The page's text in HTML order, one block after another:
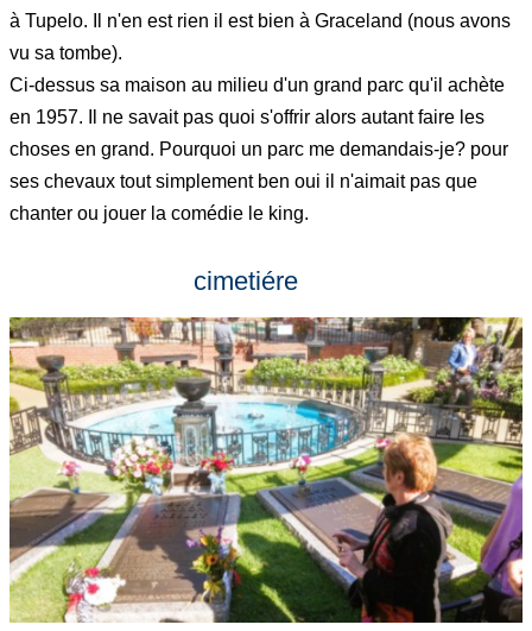
à Tupelo. Il n'en est rien il est bien à Graceland (nous avons
vu sa tombe).
Ci-dessus sa maison au milieu d'un grand parc qu'il achète
en 1957. Il ne savait pas quoi s'offrir alors autant faire les
choses en grand. Pourquoi un parc me demandais-je? pour
ses chevaux tout simplement ben oui il n'aimait pas que
chanter ou jouer la comédie le king.
cimetiére